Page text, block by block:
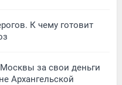
К чему готовит
за свои деньги
Архангельской